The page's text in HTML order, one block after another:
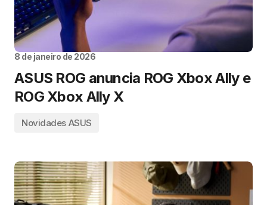
8 de janeiro de 2026
ASUS ROG anuncia ROG Xbox Ally e
ROG Xbox Ally X
Novidades ASUS